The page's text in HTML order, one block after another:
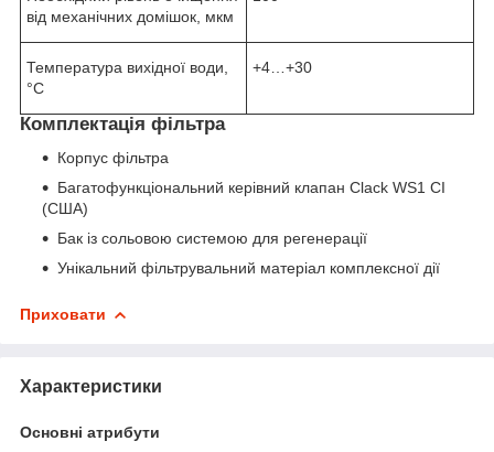
від механічних домішок, мкм
Температура вихідної води,
°С
+4…+30
Комплектація фільтра
Корпус фільтра
Багатофункціональний керівний клапан Clack WS1 CI
(США)
Бак із сольовою системою для регенерації
Унікальний фільтрувальний матеріал комплексної дії
Приховати
Характеристики
Основні атрибути